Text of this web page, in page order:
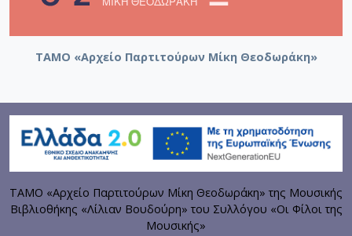
ΤΑΜΟ «Αρχείο Παρτιτούρων Μίκη Θεοδωράκη»
ΤΑΜΟ «Αρχείο Παρτιτούρων Μίκη Θεοδωράκη» της Μουσικής
Βιβλιοθήκης «Λίλιαν Βουδούρη» του Συλλόγου «Οι Φίλοι της
Μουσικής»